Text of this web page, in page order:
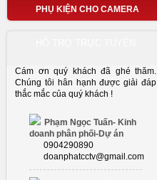
PHỤ KIỆN CHO CAMERA
Cám ơn quý khách đã ghé thăm.
Chúng tôi hân hạnh được giải đáp
thắc mắc của quý khách !
Phạm Ngọc Tuấn- Kinh
doanh phân phối-Dự án
0904290890
doanphatcctv@gmail.com